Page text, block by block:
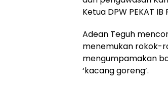
Ketua DPW PEKAT
Adean Teguh
menemukan rokok-
mengumpamakan
‘kacang goreng’.